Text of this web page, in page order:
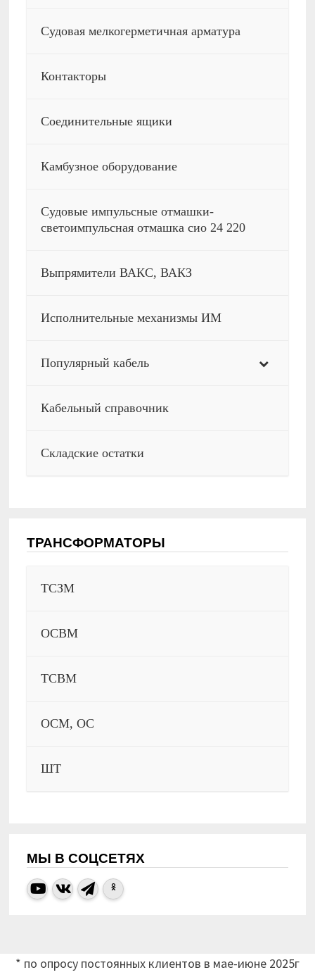
Судовая мелкогерметичная арматура
Контакторы
Соединительные ящики
Камбузное оборудование
Судовые импульсные отмашки-
светоимпульсная отмашка сио 24 220
Выпрямители ВАКС, ВАКЗ
Исполнительные механизмы ИМ
Популярный кабель
Кабельный справочник
Складские остатки
ТРАНСФОРМАТОРЫ
ТСЗМ
ОСВМ
ТСВМ
ОСМ, ОС
ШТ
МЫ В СОЦСЕТЯХ
* по опросу постоянных клиентов в мае-июне 2025г